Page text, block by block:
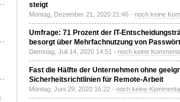
steigt
Montag, Dezember 21, 2020 21:46 - noch keine
Umfrage: 71 Prozent der IT-
besorgt über Mehrfachnutzung von
Dienstag, Juli 14, 2020 14:51 - noch keine
Fast die Hälfte der Unternehmen ohne
Sicherheitsrichtlinien für Remote-Arbeit
Montag, Juni 29, 2020 16:22 - noch keine